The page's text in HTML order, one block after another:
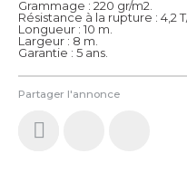
Partager l'annonce
Grammage : 220 gr/m2.
Résistance à la rupture : 4,2
Longueur : 10 m.
Largeur : 8 m.
Garantie : 5 ans.